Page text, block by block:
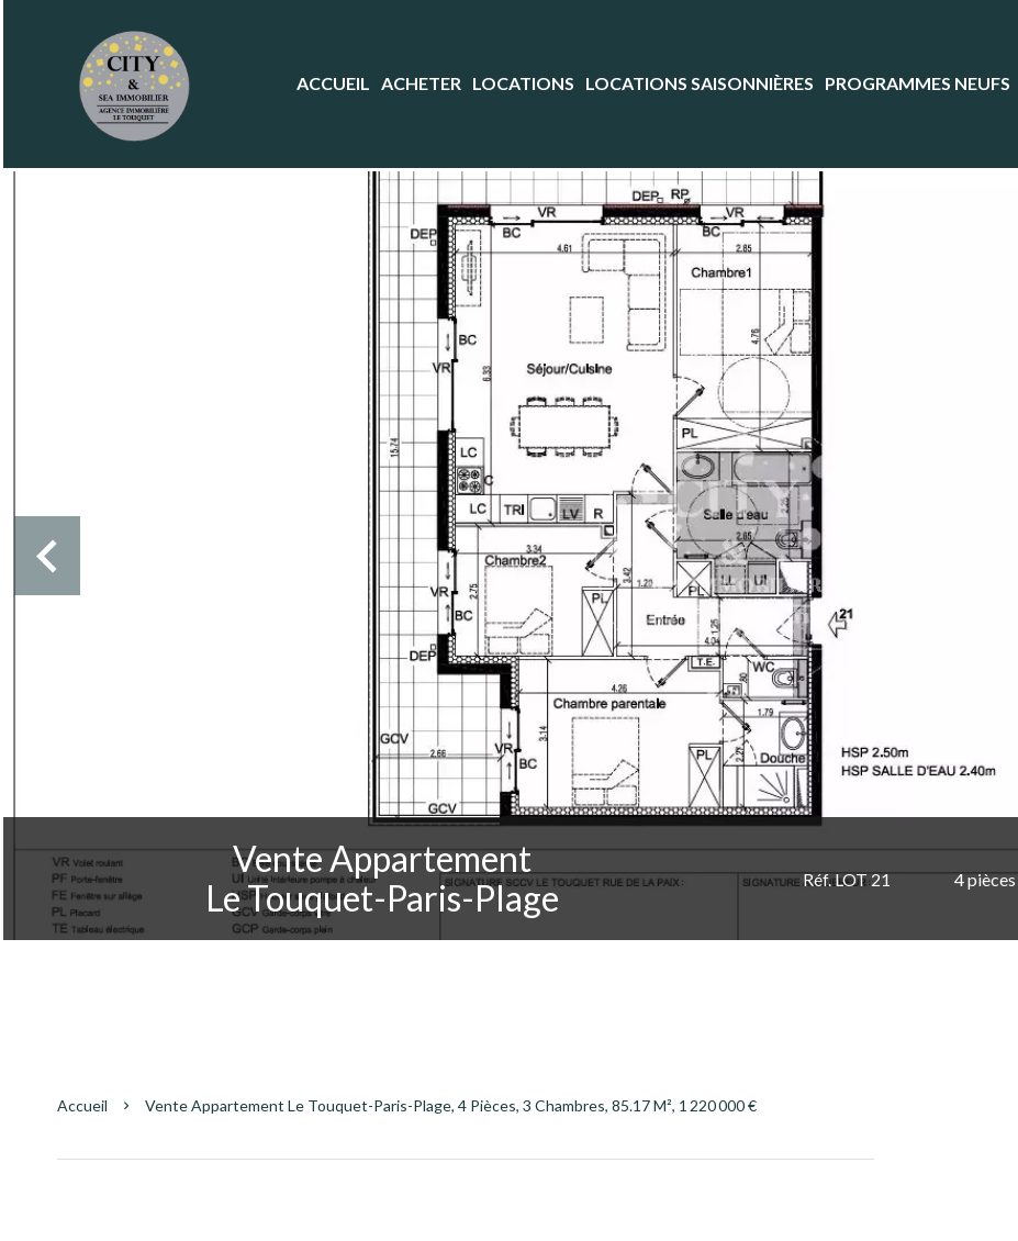
ACCUEIL ACHETER LOCATIONS LOCATIONS SAISONNIÈRES PROGRAMMES NEUFS
Vente Appartement
Le Touquet-Paris-Plage
Réf. LOT 21 4 pièces
Accueil Vente Appartement Le Touquet-Paris-Plage, 4 Pièces, 3 Chambres, 85.17 M², 1 220 000 €